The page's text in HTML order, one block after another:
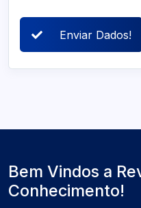
Enviar Dados!
Bem Vindos a
Conhecimento!